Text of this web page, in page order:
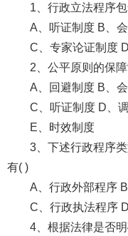
1、行政立法程序
A、听证制度 B、
C、专家论证制度
2、公平原则的保
A、回避制度 B、
C、听证制度 D、
E、时效制度
3、下述行政程序
有( )
A、行政外部程序
C、行政执法程序
4、根据法律是否